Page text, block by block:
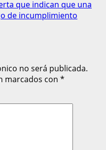
que indican que una
de incumplimiento
no será publicada.
marcados con *